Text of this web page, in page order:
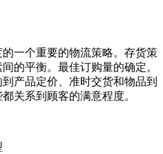
一个重要的物流策略。存货策
的平衡。最佳订购量的确定。
产品定价、准时交货和物品到
关系到顾客的满意程度。